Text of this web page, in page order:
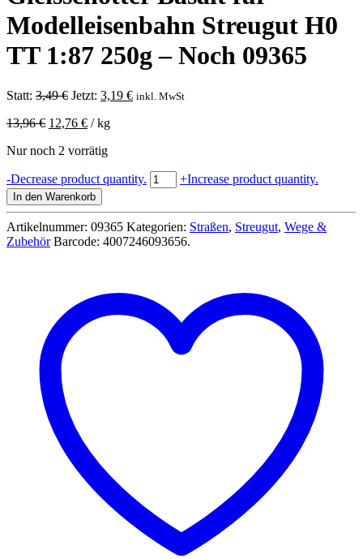
Modelleisenbahn Streugut H0
TT 1:87 250g – Noch 09365
Statt: 3,49€ Ursprünglicher
war:
Jetzt: 3,19 €Aktueller
inkl. MwSt
13,96€ 12,76 € /kg
Nur noch 2 vorrätig
-Decrease product quantity. Gleisschotter
Basalt
Modelleisenbahn
Streugut
H0
Noch
09365
Menge
+Increase product quantity.
In den Warenkorb
Artikelnummer: 09365 Kategorien: Straßen, Streugut, Wege &
Zubehör Barcode: 4007246093656.